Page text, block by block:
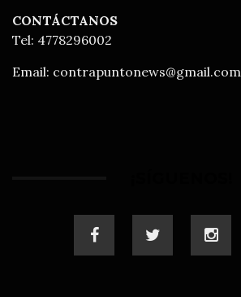
CONTÁCTANOS
Tel: 4778296002
Email: contrapuntonews@gmail.com